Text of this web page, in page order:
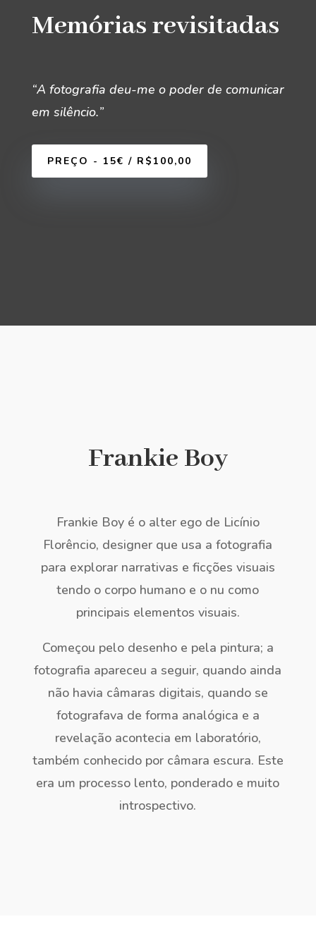
Memórias revisitadas
“A fotografia deu-me o poder de comunicar
em silêncio.”
PREÇO - 15€ / R$100,00
Frankie Boy
Frankie Boy é o alter ego de Licínio
Florêncio, designer que usa a fotografia
para explorar narrativas e ficções visuais
tendo o corpo humano e o nu como
principais elementos visuais.
Começou pelo desenho e pela pintura; a
fotografia apareceu a seguir, quando ainda
não havia câmaras digitais, quando se
fotografava de forma analógica e a
revelação acontecia em laboratório,
também conhecido por câmara escura. Este
era um processo lento, ponderado e muito
introspectivo.